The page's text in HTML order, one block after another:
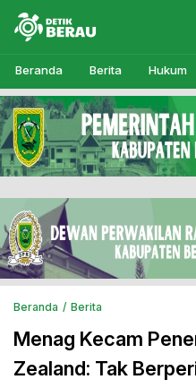
Detikberau.com
Media Diskusi Rakyat
Beranda Berita Hukum
Beranda Berita
Menag Kecam
Zealand: Tak